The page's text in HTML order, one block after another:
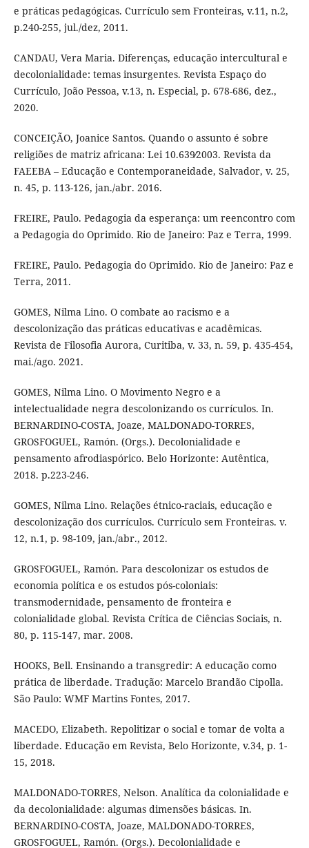
e práticas pedagógicas. Currículo sem Fronteiras, v.11, n.2,
p.240-255, jul./dez, 2011.
CANDAU, Vera Maria. Diferenças, educação intercultural e
decolonialidade: temas insurgentes. Revista Espaço do
Currículo, João Pessoa, v.13, n. Especial, p. 678-686, dez.,
2020.
CONCEIÇÃO, Joanice Santos. Quando o assunto é sobre
religiões de matriz africana: Lei 10.639∕2003. Revista da
FAEEBA – Educação e Contemporaneidade, Salvador, v. 25,
n. 45, p. 113-126, jan./abr. 2016.
FREIRE, Paulo. Pedagogia da esperança: um reencontro com
a Pedagogia do Oprimido. Rio de Janeiro: Paz e Terra, 1999.
FREIRE, Paulo. Pedagogia do Oprimido. Rio de Janeiro: Paz e
Terra, 2011.
GOMES, Nilma Lino. O combate ao racismo e a
descolonização das práticas educativas e acadêmicas.
Revista de Filosofia Aurora, Curitiba, v. 33, n. 59, p. 435-454,
mai./ago. 2021.
GOMES, Nilma Lino. O Movimento Negro e a
intelectualidade negra descolonizando os currículos. In.
BERNARDINO-COSTA, Joaze, MALDONADO-TORRES,
GROSFOGUEL, Ramón. (Orgs.). Decolonialidade e
pensamento afrodiaspórico. Belo Horizonte: Autêntica,
2018. p.223-246.
GOMES, Nilma Lino. Relações étnico-raciais, educação e
descolonização dos currículos. Currículo sem Fronteiras. v.
12, n.1, p. 98-109, jan./abr., 2012.
GROSFOGUEL, Ramón. Para descolonizar os estudos de
economia política e os estudos pós-coloniais:
transmodernidade, pensamento de fronteira e
colonialidade global. Revista Crítica de Ciências Sociais, n.
80, p. 115-147, mar. 2008.
HOOKS, Bell. Ensinando a transgredir: A educação como
prática de liberdade. Tradução: Marcelo Brandão Cipolla.
São Paulo: WMF Martins Fontes, 2017.
MACEDO, Elizabeth. Repolitizar o social e tomar de volta a
liberdade. Educação em Revista, Belo Horizonte, v.34, p. 1-
15, 2018.
MALDONADO-TORRES, Nelson. Analítica da colonialidade e
da decolonialidade: algumas dimensões básicas. In.
BERNARDINO-COSTA, Joaze, MALDONADO-TORRES,
GROSFOGUEL, Ramón. (Orgs.). Decolonialidade e